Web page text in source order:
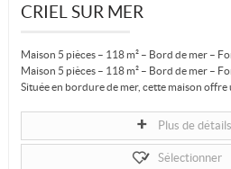
CRIEL SUR MER
Maison 5 pièces – 118 m² – Bord de mer –
Maison 5 pièces – 118 m² – Bord de mer –
Située en bordure de mer, cette maison offre
Plus de détails
Sélectionner